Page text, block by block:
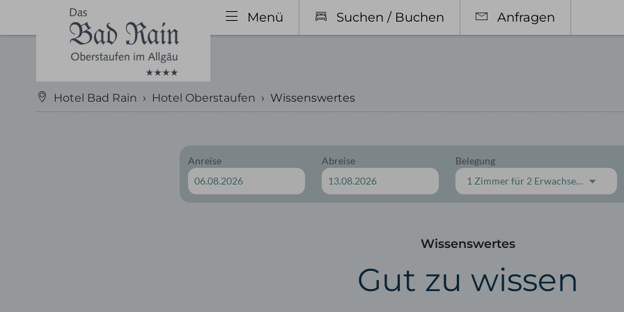
Menü Suchen / Buchen Anfragen
Gastgeber & Geschichte
Zimmer & Preise
Kategorien
Restaurant in
Gasträume
Speisekarte
Frühstück
Feiern
Hotel Bad Rain › Hotel Oberstaufen › Wissenswertes
Anreise Abreise
Belegung
1 Zimmer für 2 Erwachsene
Wissenswertes
Gut zu wissen